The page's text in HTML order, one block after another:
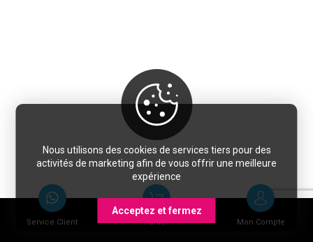
Service Client Panier Mon Compte
Nous utilisons des cookies de services tiers pour des
activités de marketing afin de vous offrir une meilleure
expérience
Acceptez et fermez